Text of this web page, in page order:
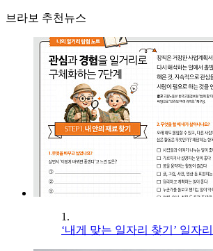
브라보 추천뉴스
1.
‘내게 맞는 일자리 찾기’ 일자